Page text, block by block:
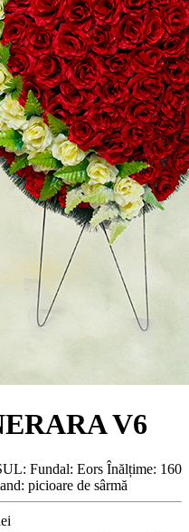
V6
Fundal: Eors Înălțime: 160
picioare de sârmă